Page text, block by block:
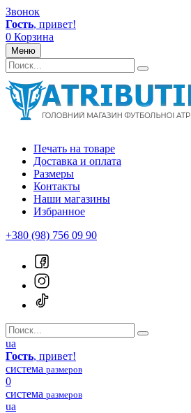
Звонок
Гость, привет!
0 Корзина
Меню
Печать на товаре
Доставка и оплата
Размеры
Контакты
Наши магазины
Избранное
+380 (98) 756 09 90
ua
Гость, привет!
система размеров
0
система размеров
ua